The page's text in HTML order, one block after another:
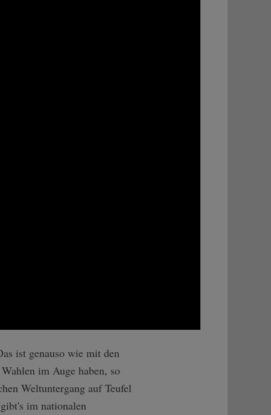
ist genauso wie mit den
im Auge haben, so
Weltuntergang auf Teufel
im nationalen